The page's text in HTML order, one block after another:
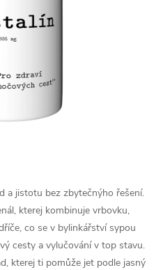
a jistotu bez zbytečnýho řešení.
kterej kombinuje vrbovku,
co se v bylinkářství sypou
cesty a vylučování v top stavu.
kterej ti pomůže jet podle jasný